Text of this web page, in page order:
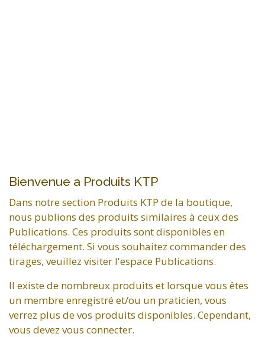
Bienvenue a Produits KTP
Dans notre section Produits KTP de la boutique,
nous publions des produits similaires à ceux des
Publications. Ces produits sont disponibles en
téléchargement. Si vous souhaitez commander des
tirages, veuillez visiter l'espace Publications.
Il existe de nombreux produits et lorsque vous êtes
un membre enregistré et/ou un praticien, vous
verrez plus de vos produits disponibles. Cependant,
vous devez vous connecter.